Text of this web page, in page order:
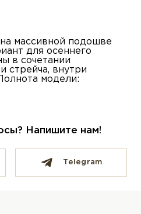
массивной подошве
для осеннего
в сочетании
стрейча, внутри
модели:
Напишите нам!
Telegram